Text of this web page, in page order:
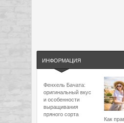
ИНФОРМАЦИЯ
Фенхель Бачата:
оригинальный вкус
и особенности
выращивания
пряного сорта
Как